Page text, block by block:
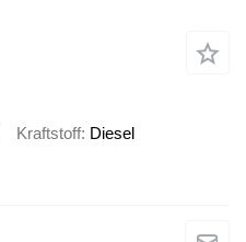
Kraftstoff Diesel